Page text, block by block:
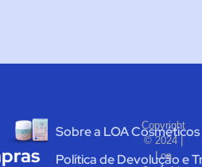
Sobre a LOA Cosméticos
Política de Devolução e
Copyright
© 2024 |
Loa